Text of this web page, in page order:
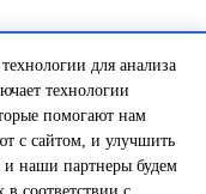
дом
в
для анализа
технологии
помогают нам
с сайтом, и улучшить
и наши партнеры будем